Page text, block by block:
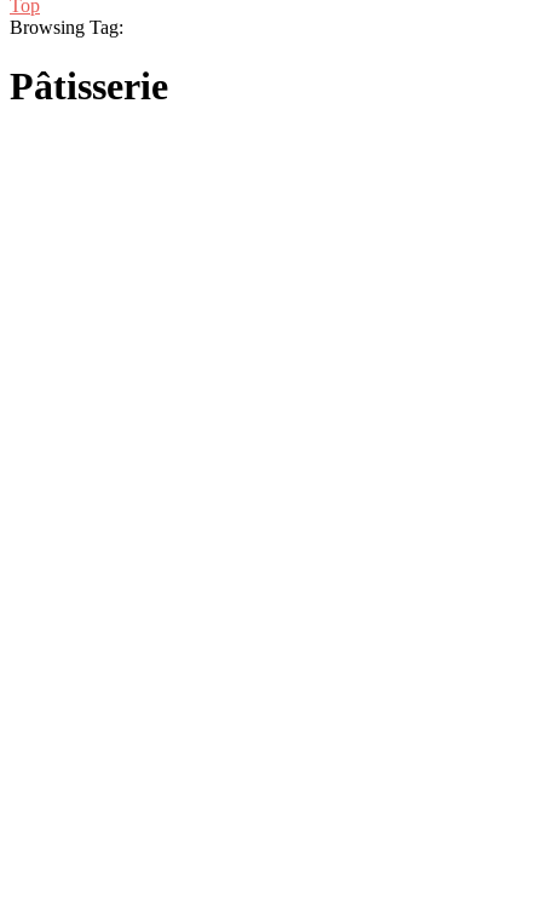
Top
Browsing Tag:
Pâtisserie